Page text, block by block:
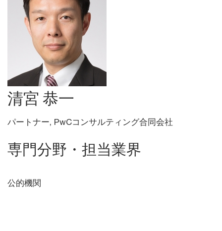
清宮 恭一
パートナー, PwCコンサルティング合同会社
専門分野・担当業界
公的機関